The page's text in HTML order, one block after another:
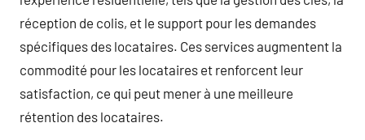
réception de colis, et le support pour les demandes
spécifiques des locataires. Ces services augmentent la
commodité pour les locataires et renforcent leur
satisfaction, ce qui peut mener à une meilleure
rétention des locataires.